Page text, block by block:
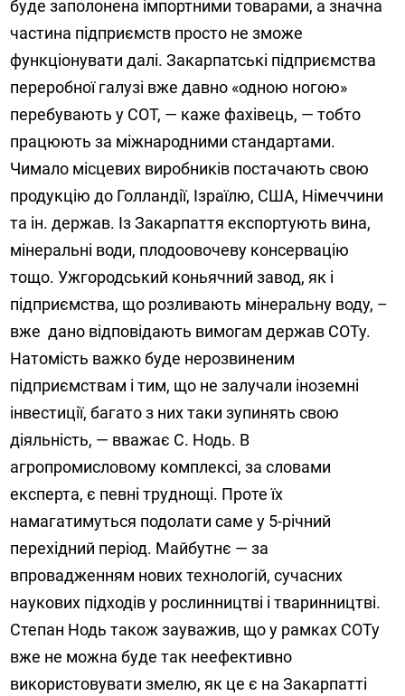
буде заполонена імпортними товарами, а значна
частина підприємств просто не зможе
функціонувати далі. Закарпатські підприємства
переробної галузі вже давно «одною ногою»
перебувають у СОТ, — каже фахівець, — тобто
працюють за міжнародними стандартами.
Чимало місцевих виробників постачають свою
продукцію до Голландії, Ізраїлю, США, Німеччини
та ін. держав. Із Закарпаття експортують вина,
мінеральні води, плодоовочеву консервацію
тощо. Ужгородський коньячний завод, як і
підприємства, що розливають мінеральну воду, –
вже дано відповідають вимогам держав СОТу.
Натомість важко буде нерозвиненим
підприємствам і тим, що не залучали іноземні
інвестиції, багато з них таки зупинять свою
діяльність, — вважає С. Нодь. В
агропромисловому комплексі, за словами
експерта, є певні труднощі. Проте їх
намагатимуться подолати саме у 5-річний
перехідний період. Майбутнє — за
впровадженням нових технологій, сучасних
наукових підходів у рослинництві і тваринництві.
Степан Нодь також зауважив, що у рамках СОТу
вже не можна буде так неефективно
використовувати змелю, як це є на Закарпатті